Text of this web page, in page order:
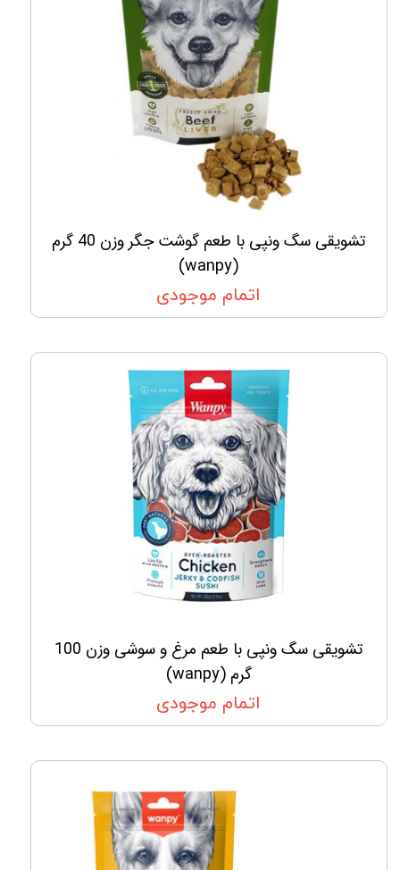
تشویقی سگ ونپی با طعم گوشت جگر وزن 40 گرم
(wanpy)
اتمام موجودی
تشویقی سگ ونپی با طعم مرغ و سوشی وزن 100
گرم (wanpy)
اتمام موجودی